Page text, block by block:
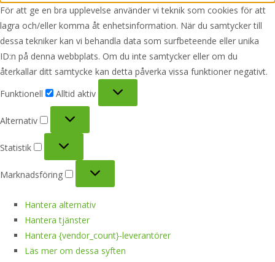
För att ge en bra upplevelse använder vi teknik som cookies för att
lagra och/eller komma åt enhetsinformation. När du samtycker till
dessa tekniker kan vi behandla data som surfbeteende eller unika
ID:n på denna webbplats. Om du inte samtycker eller om du
återkallar ditt samtycke kan detta påverka vissa funktioner negativt.
Funktionell
Alltid aktiv
Alternativ
Statistik
Marknadsföring
Hantera alternativ
Hantera tjänster
Hantera {vendor_count}-leverantörer
Läs mer om dessa syften